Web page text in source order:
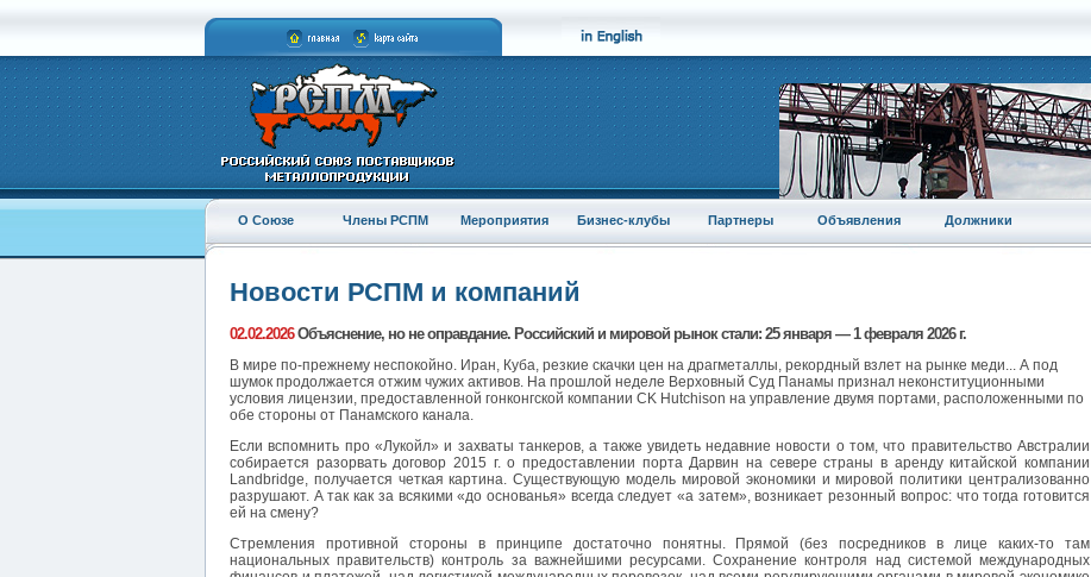
О Союзе Члены РСПМ Мероприятия Бизнес-клубы Партнеры Объявления Должники
Новости РСПМ и компаний
02.02.2026Объяснение, но не оправдание. Российский и мировой рынок стали: 25 января — 1 февраля 2026 г.
В мире по-прежнему неспокойно. Иран, Куба, резкие скачки цен на драгметаллы, рекордный взлет на рынке меди... А под
шумок продолжается отжим чужих активов. На прошлой неделе Верховный Суд Панамы признал неконституционными
условия лицензии, предоставленной гонконгской компании CK Hutchison на управление двумя портами, расположенными по
обе стороны от Панамского канала.
Если вспомнить про «Лукойл» и захваты танкеров, а также увидеть недавние новости о том, что правительство Австралии
собирается разорвать договор 2015 г. о предоставлении порта Дарвин на севере страны в аренду китайской компании
Landbridge, получается четкая картина. Существующую модель мировой экономики и мировой политики централизованно
разрушают. А так как за всякими «до основанья» всегда следует «а затем», возникает резонный вопрос: что тогда готовится
ей на смену?
Стремления противной стороны в принципе достаточно понятны. Прямой (без посредников в лице каких-то там
национальных правительств) контроль за важнейшими ресурсами. Сохранение контроля над системой международных